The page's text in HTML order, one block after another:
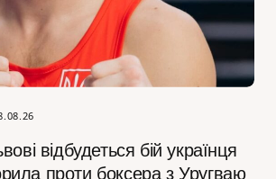
відбудеться бій українця
проти боксера з Уругваю